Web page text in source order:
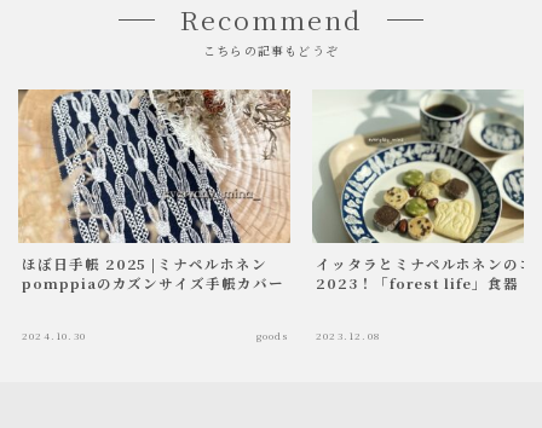
Recommend
こちらの記事もどうぞ
ほぼ日手帳 2025 |ミナペルホネン
pomppiaのカズンサイズ手帳カバー
2024.10.30 goods
イッタラとミナペルホネンのコ
2023！「forest life」食器
2023.12.08